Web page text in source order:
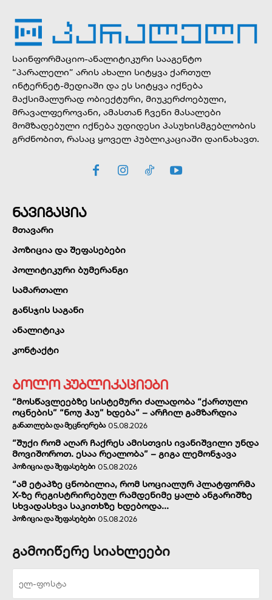
საინფორმაციო-ანალიტიკური სააგენტო
“პარალელი” არის ახალი სიტყვა ქართულ
ინტერნეტ-მედიაში და ეს სიტყვა იქნება
მაქსიმალურად ობიექტური, მიუკერძოებული,
მრავალფეროვანი, ამასთან ჩვენი მასალები
მომზადებული იქნება უდიდესი პასუხისმგებლობის
გრძნობით, რასაც ყოველ პუბლიკაციაში დაინახავთ.
ნავიგაცია
მთავარი
პოზიცია და შეფასებები
პოლიტიკური ბუმერანგი
სამართალი
განსჯის საგანი
ანალიტიკა
კონტაქტი
ბოლო პუბლიკაციები
“მოსწავლეებზე სისტემური ძალადობა “ქართული
ოცნების” “ნოუ ჰაუ” ხდება” – არჩილ გამზარდია
ᲒᲐᲜᲐᲗᲚᲔᲑᲐ ᲓᲐ ᲛᲔᲪᲜᲘᲔᲠᲔᲑᲐ 05.08.2026
“შუქი რომ აღარ ჩაქრეს ამისთვის ივანიშვილი უნდა
მოვიშოროთ. ესაა რეალობა” – გიგა ლემონჯავა
ᲞᲝᲖᲘᲪᲘᲐ ᲓᲐ ᲨᲔᲤᲐᲡᲔᲑᲔᲑᲘ 05.08.2026
“ამ ეტაპზე ცნობილია, რომ სოციალურ პლატფორმა
X-ზე რეგისტრირებულ რამდენიმე ყალბ ანგარიშზე
სხვადასხვა საკითხზე ხდებოდა...
ᲞᲝᲖᲘᲪᲘᲐ ᲓᲐ ᲨᲔᲤᲐᲡᲔᲑᲔᲑᲘ 05.08.2026
გამოიწერე სიახლეები